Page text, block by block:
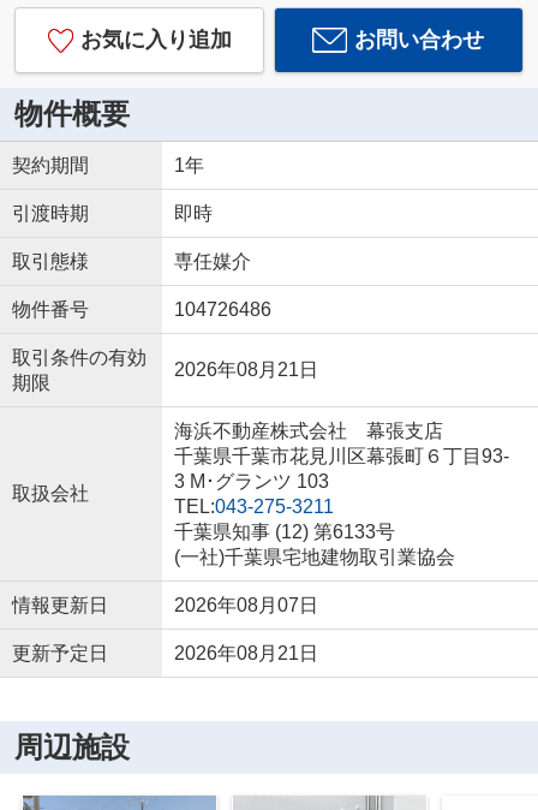
お気に入り追加 お問い合わせ
物件概要
契約期間 1年
引渡時期 即時
取引態様 専任媒介
物件番号 104726486
取引条件の有効
期限
2026年08月21日
取扱会社
海浜不動産株式会社 幕張支店
千葉県千葉市花見川区幕張町６丁目93-
3 M･グランツ 103
TEL:043-275-3211
千葉県知事 (12) 第6133号
(一社)千葉県宅地建物取引業協会
情報更新日 2026年08月07日
更新予定日 2026年08月21日
周辺施設